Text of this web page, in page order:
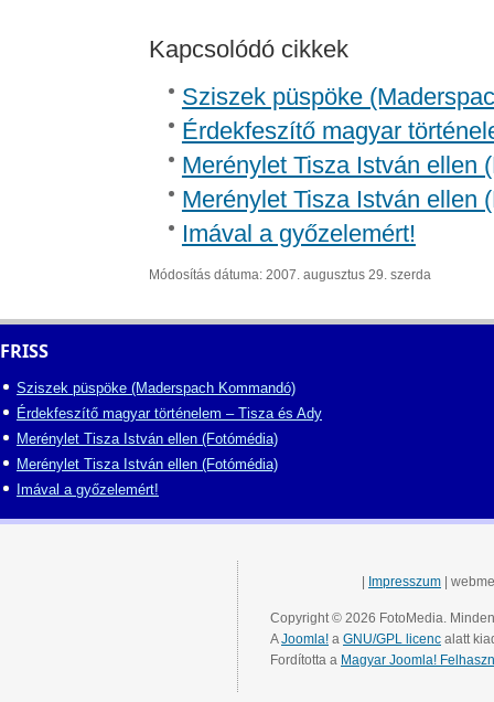
Kapcsolódó cikkek
Sziszek püspöke
Érdekfeszítő magyar
Merénylet Tisza István ellen
Merénylet Tisza István ellen
Imával a győzelemért!
Módosítás dátuma: 2007. augusztus 29. szerda
FRISS
Sziszek püspöke (Maderspach Kommandó)
Érdekfeszítő magyar történelem – Tisza és Ady
Merénylet Tisza István ellen (Fotómédia)
Merénylet Tisza István ellen (Fotómédia)
Imával a győzelemért!
Impresszum |
Copyright © 2026 FotoMedia.
AJoomla! a GNU/GPL licenc alatt
Fordította a Magyar Joomla!